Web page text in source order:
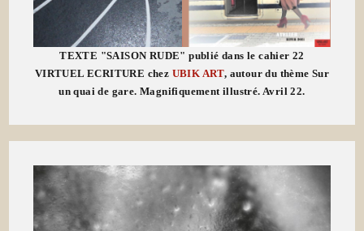
TEXTE "SAISON RUDE" publié dans le cahier 22
VIRTUEL ECRITURE chez UBIK ART, autour du thème Sur
un quai de gare. Magnifiquement illustré. Avril 22.